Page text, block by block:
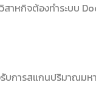
สาหกิจต้องทำระบบ
บการสแกนปริมาณม